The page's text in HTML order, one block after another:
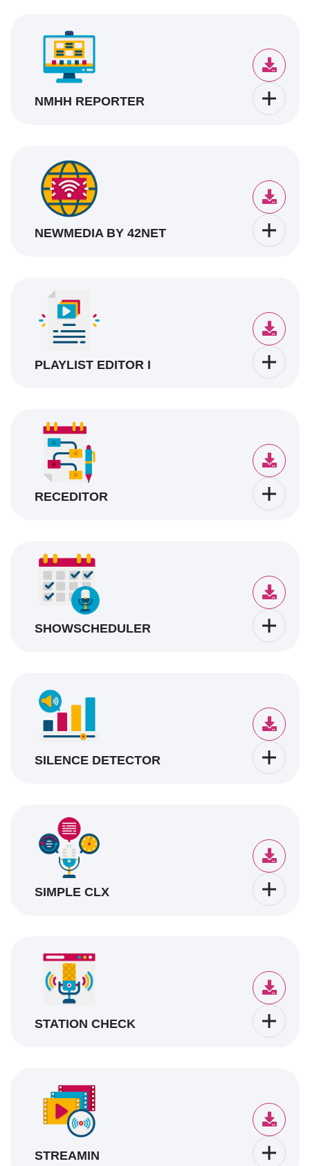
NMHH REPORTER
NEWMEDIA BY 42NET
PLAYLIST EDITOR I
RECEDITOR
SHOWSCHEDULER
SILENCE DETECTOR
SIMPLE CLX
STATION CHECK
STREAMIN